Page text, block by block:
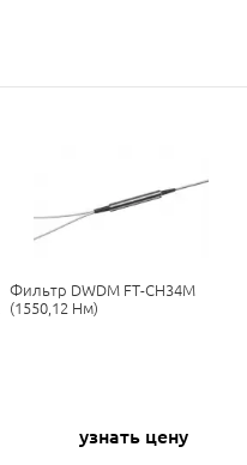
Фильтр DWDM FT-CH34M
(1550,12 Нм)
узнать цену